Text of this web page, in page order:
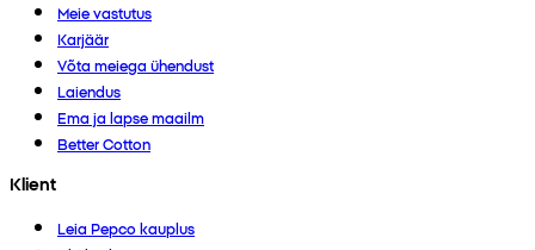
Meie vastutus
Karjäär
Võta meiega ühendust
Laiendus
Ema ja lapse maailm
Better Cotton
Klient
Leia Pepco kauplus